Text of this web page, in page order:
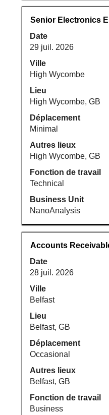
Titre
Senior Electronics
Date
29 juil. 2026
Ville
High Wycombe
Lieu
High Wycombe, GB
Déplacement
Minimal
Autres lieux
High Wycombe, GB
Fonction de travail
Technical
Business Unit
NanoAnalysis
Sélectionnez
avec
la
barre
d’espacement
pour
afficher
tout
contenu
des
informations
d’emploi.
Titre
Accounts
Date
28 juil. 2026
Ville
Belfast
Lieu
Belfast, GB
Déplacement
Occasional
Autres lieux
Belfast, GB
Fonction de travail
Business
Sélectionnez
avec
la
barre
d’espacement
pour
afficher
tout
contenu
des
informations
d’emploi.